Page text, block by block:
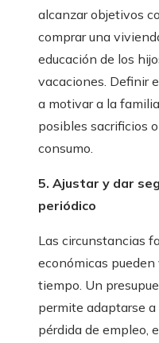
alcanzar objetivos
comprar una
educación de los
vacaciones. Definir
a motivar a la
posibles sacrificios
consumo.
5. Ajustar y dar
periódico
Las circunstancias
económicas pueden
tiempo. Un
permite adaptarse
pérdida de empleo,